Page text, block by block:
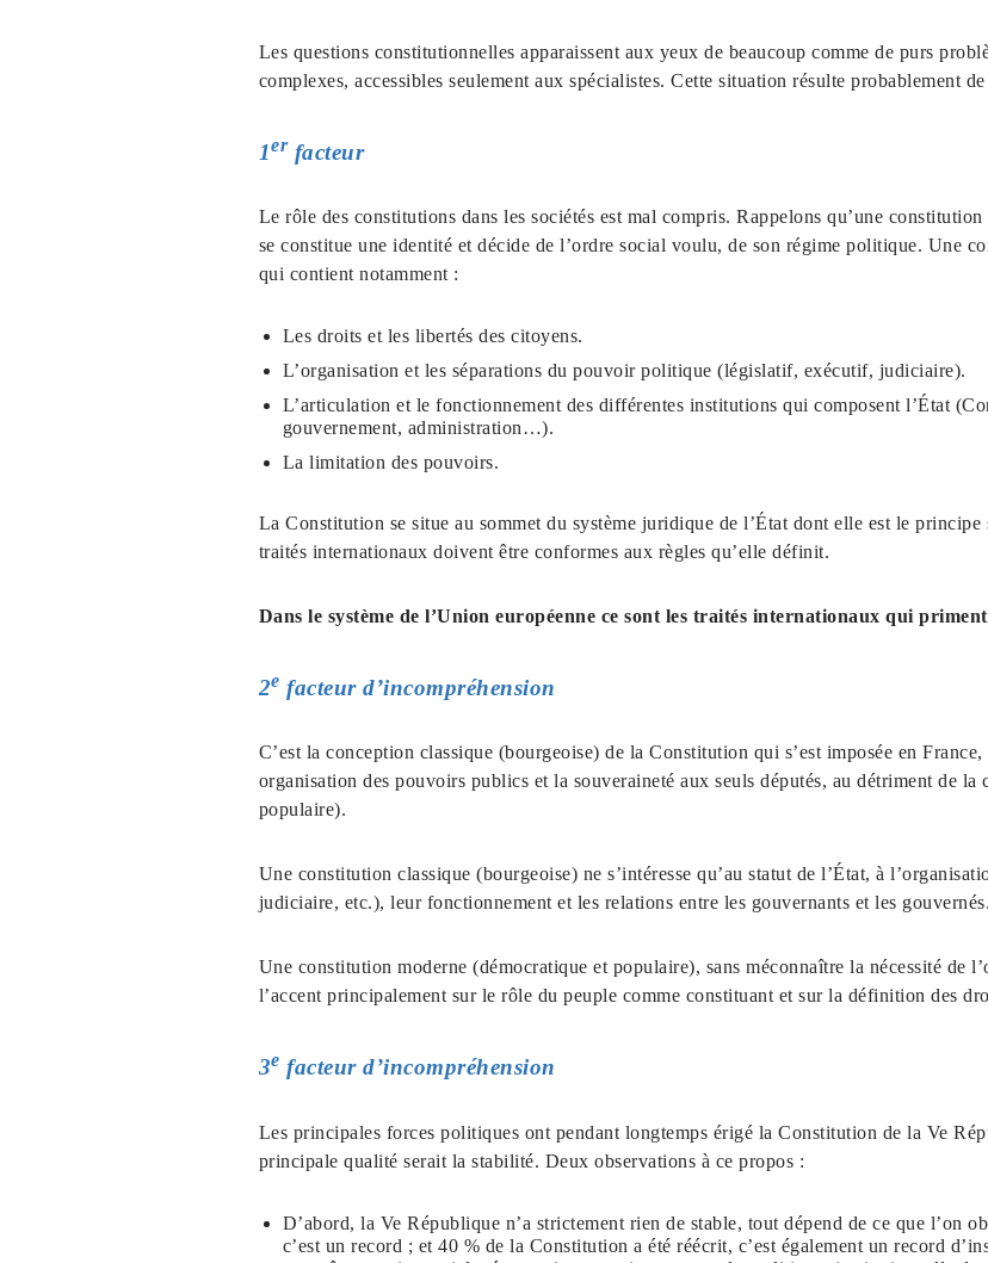
Les questions constitutionnelles apparaissent aux yeux de beaucoup comme de purs
complexes, accessibles seulement aux spécialistes. Cette situation résulte probablement
1erfacteur
Le rôle des constitutions dans les sociétés est mal compris. Rappelons qu’une
se constitue une identité et décide de l’ordre social voulu, de son régime politique. Une
qui contient notamment :
Les droits et les libertés des citoyens.
L’organisation et les séparations du pouvoir politique (législatif, exécutif, judiciaire).
L’articulation et le fonctionnement des différentes institutions qui composent l’État
gouvernement, administration…).
La limitation des pouvoirs.
La Constitution se situe au sommet du système juridique de l’État dont elle est le principe
traités internationaux doivent être conformes aux règles qu’elle définit.
Dans le système de l’Union européenne ce sont les traités internationaux qui priment
2e facteur d’incompréhension
C’est la conception classique (bourgeoise) de la Constitution qui s’est imposée en
organisation des pouvoirs publics et la souveraineté aux seuls députés, au détriment de la
populaire).
Une constitution classique (bourgeoise) ne s’intéresse qu’au statut de l’État, à
judiciaire, etc.), leur fonctionnement et les relations entre les gouvernants et les gouvernés.
Une constitution moderne (démocratique et populaire), sans méconnaître la nécessité de
l’accent principalement sur le rôle du peuple comme constituant et sur la définition des
3e facteur d’incompréhension
Les principales forces politiques ont pendant longtemps érigé la Constitution de la Ve
principale qualité serait la stabilité. Deux observations à ce propos :
D’abord, la Ve République n’a strictement rien de stable, tout dépend de ce que l’on
c’est un record ; et 40 % de la Constitution a été réécrit, c’est également un record